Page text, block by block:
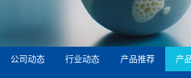
公司动态 行业动态 产品推荐 产